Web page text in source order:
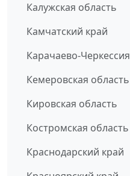
Калужская область
Камчатский край
Карачаево-Черкессия
Кемеровская область
Кировская область
Костромская область
Краснодарский край